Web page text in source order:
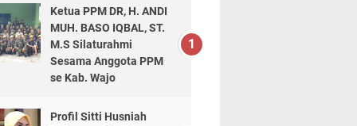
Ketua PPM DR, H. ANDI
MUH. BASO IQBAL, ST.
M.S Silaturahmi
Sesama Anggota PPM
se Kab. Wajo
Profil Sitti Husniah